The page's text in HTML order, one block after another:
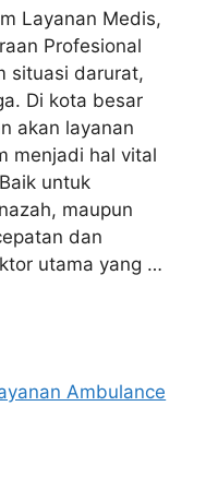
Layanan Medis,
Profesional
situasi darurat,
Di kota besar
akan layanan
menjadi hal vital
untuk
maupun
dan
utama yang …
Ambulance